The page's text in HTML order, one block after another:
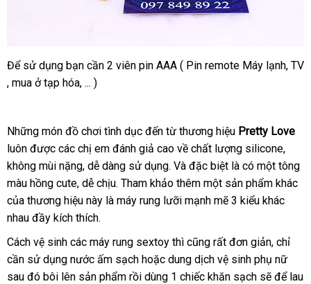
Để sử dụng bạn cần 2 viên pin AAA ( Pin remote Máy lạnhtiki
, TV
mini
, mua ở tạp hóamới
, ..dịch
. )
cửa
hàng
Những món đồ chơi tình dục đến từ thương hiệu Pretty Love
luôn lừa
đảo
được đẹp
các chị em đánh giả cao về chất lượng siliconelink
web
,
không mùi nặngxuất
khẩu
, dễ dàng sử dụngxưởng
. Và amazon
đặc biệt là có một tông
màu hồng cutebảo
hành
, dễ chịuan
toàn
. Tham khảo thêm một sản phẩm khác
của thương hiệu này là máy rung lưỡi mạnh mẽ 3 kiểu khác
nhau đầy kích thích.
Cách vệ sinh tham
khảo
các máy rung sextoy sử
dụng
thì đăng
ký
cũng ở
đâu
uy
rất đơn giản, chỉ
cần sử dụng nước ấm sạch miễn
phí
hoặc dung dịch vệ sinh phụ nữ
Bản
sau đó bôi lên sản phẩm rồi dùng 1 chiếc khăn sạch đặt
sẽ đánh
để lau